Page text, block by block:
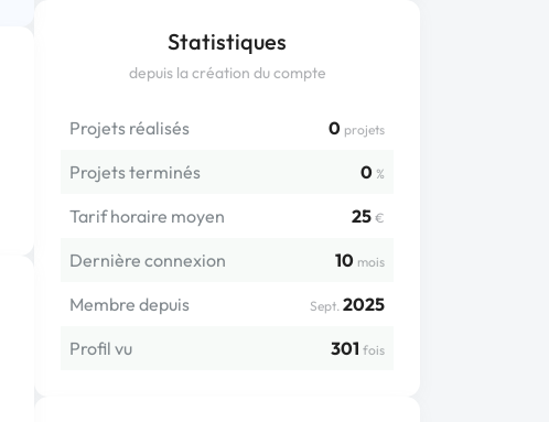
Statistiques
depuis la création du compte
Projets réalisés 0 projets
Projets terminés 0 %
Tarif horaire moyen 25 €
Dernière connexion 10 mois
Membre depuis Sept. 2025
Profil vu
301 fois